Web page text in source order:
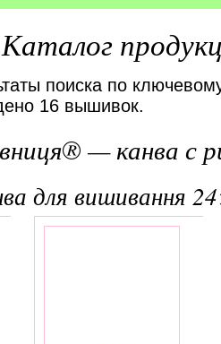
Каталог
поиска по
16 вышивок.
— канва с
для вишивання